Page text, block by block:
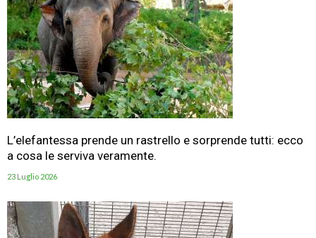
L’elefantessa prende un rastrello e sorprende tutti: ecco
a cosa le serviva veramente.
23 Luglio 2026